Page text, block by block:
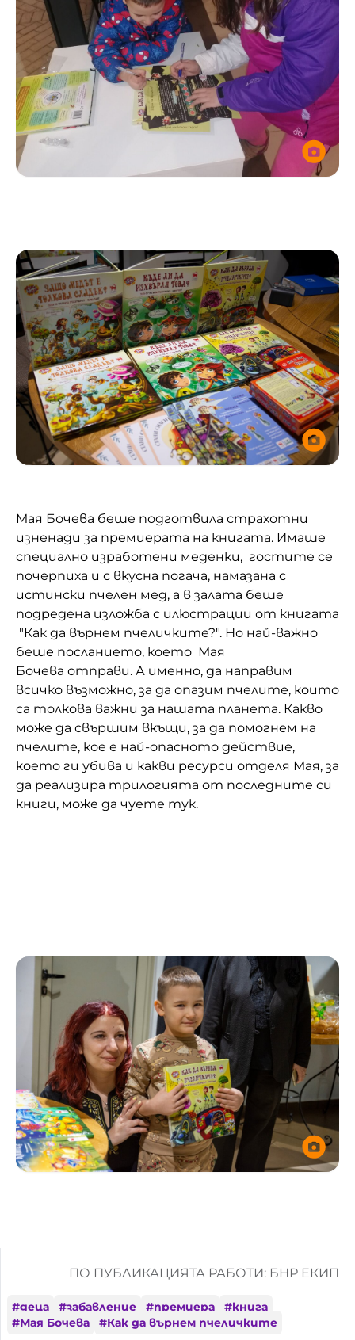
Мая Бочева беше подготвила страхотни
изненади за премиерата на книгата. Имаше
специално изработени меденки, гостите се
почерпиха и с вкусна погача, намазана с
истински пчелен мед, а в залата беше
подредена изложба с илюстрации от книгата
"Как да върнем пчеличките?". Но най-важно
беше посланието, което Мая
Бочева отправи. А именно, да направим
всичко възможно, за да опазим пчелите, които
са толкова важни за нашата планета. Какво
може да свършим вкъщи, за да помогнем на
пчелите, кое е най-опасното действие,
което ги убива и какви ресурси отделя Мая, за
да реализира трилогията от последните си
книги, може да чуете тук.
ПО ПУБЛИКАЦИЯТА РАБОТИ: БНР ЕКИП
#деца #забавление #премиера #книга
#Мая Бочева #Как да върнем пчеличките